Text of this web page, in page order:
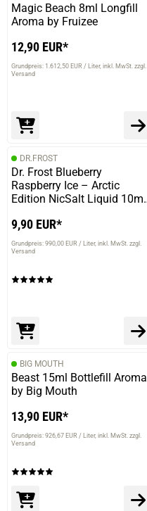
Magic Beach 8ml Longfill
Aroma by Fruizee
12,90 EUR*
Grundpreis: 1.612,50 EUR / Liter inkl. MwSt. zzgl.
Versand
DR.FROST
Dr. Frost Blueberry
Raspberry Ice – Arctic
Edition NicSalt Liquid 10ml
9,90 EUR*
Grundpreis: 990,00 EUR / Liter inkl. MwSt. zzgl.
Versand
BIG MOUTH
Beast 15ml Bottlefill Aroma
by Big Mouth
13,90 EUR*
Grundpreis: 926,67 EUR / Liter inkl. MwSt. zzgl.
Versand